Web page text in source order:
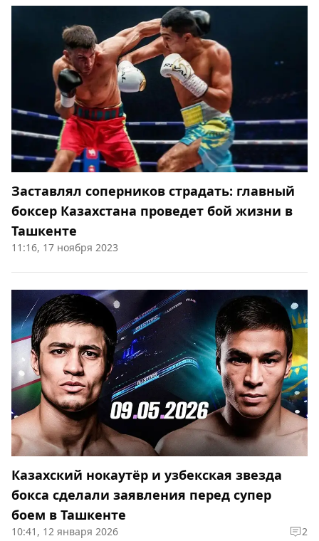
Заставлял соперников страдать: главный
боксер Казахстана проведет бой жизни в
Ташкенте
11:16, 17 ноября 2023
Казахский нокаутёр и узбекская звезда
бокса сделали заявления перед супер
боем в Ташкенте
10:41, 12 января 2026 2